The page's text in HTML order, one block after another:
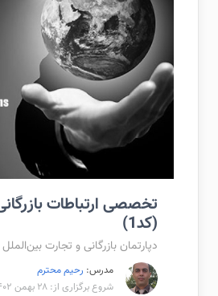
تخصصی ارتباطات
(کد1)
دپارتمان بازرگانی و تجارت بین‌الملل
مدرس: رحیم محترم
شروع برگزاری از: ۲۸ بهمن ۱۴۰۲